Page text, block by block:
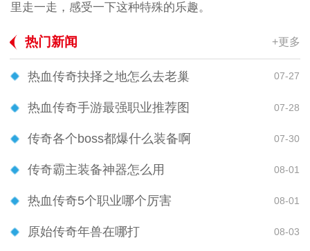
里走一走，感受一下这种特殊的乐趣。
热门新闻 +更多
热血传奇抉择之地怎么去老巢 07-27
热血传奇手游最强职业推荐图 07-28
传奇各个boss都爆什么装备啊 07-30
传奇霸主装备神器怎么用 08-01
热血传奇5个职业哪个厉害 08-01
原始传奇年兽在哪打 08-03